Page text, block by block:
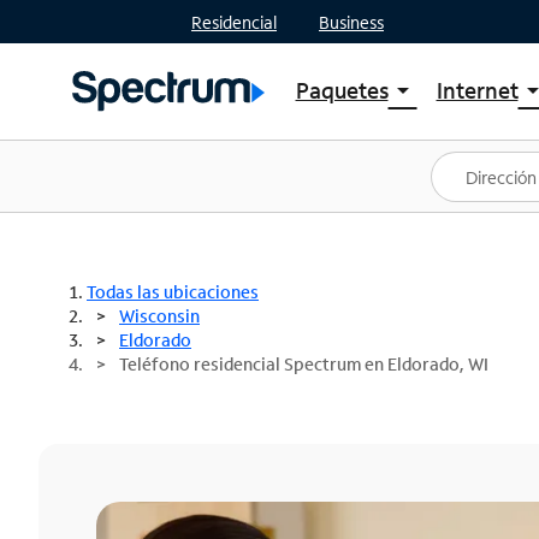
Residencial Business
Paquetesarrow_drop_down
Ver paquetes
Spectrum One
Mejores ofertas
Internetarrow_drop_down
Planes
Todas las ubicaciones
Wisconsin
Eldorado
Teléfono residencial Spectrum en Eldorado, WI